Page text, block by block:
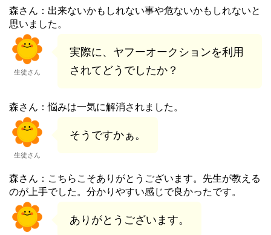
森さん：出来ないかもしれない事や危ないかもしれないと
思いました。
生徒さん
実際に、ヤフーオークションを利用
されてどうでしたか？
森さん：悩みは一気に解消されました。
生徒さん
そうですかぁ。
森さん：こちらこそありがとうございます。先生が教える
のが上手でした。分かりやすい感じで良かったです。
ありがとうございます。